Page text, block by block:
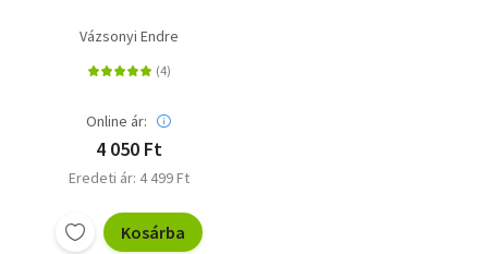
Vázsonyi Endre
Online ár:
4 050 Ft
Eredeti ár: 4 499 Ft
Kosárba